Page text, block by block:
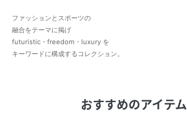
ファッションとスポーツの
融合をテーマに掲げ
futuristic・freedom・luxury を
キーワードに構成するコレクション。
おすすめのアイテム